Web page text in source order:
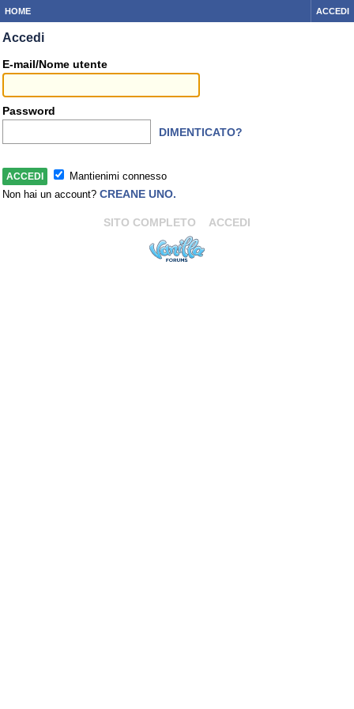
HOME ACCEDI
Accedi
E-mail/Nome utente
Password
DIMENTICATO?
Mantienimi connesso
Non hai un account? CREANE UNO.
SITO COMPLETO ACCEDI